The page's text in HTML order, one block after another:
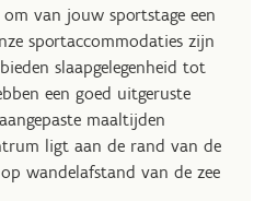
van jouw sportstage een
sportaccommodaties zijn
slaapgelegenheid tot
een goed uitgeruste
maaltijden
ligt aan de rand van de
wandelafstand van de zee